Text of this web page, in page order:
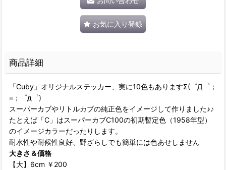
お気に入り登録
商品詳細
「Cuby」オリジナルステッカー、実に10色もありますΣ(゜Д゜；
≡；゜д゜)
スーパーカブやリトルカブの純正色をイメージして作りました♪♪
たとえば「C」はスーパーカブC100の初期暫定色（1958年型）
のイメージカラーだったりします。
耐水性や耐候性良好、野ざらしでも簡単には色あせしません
大きさ＆価格
【大】6cm ￥200